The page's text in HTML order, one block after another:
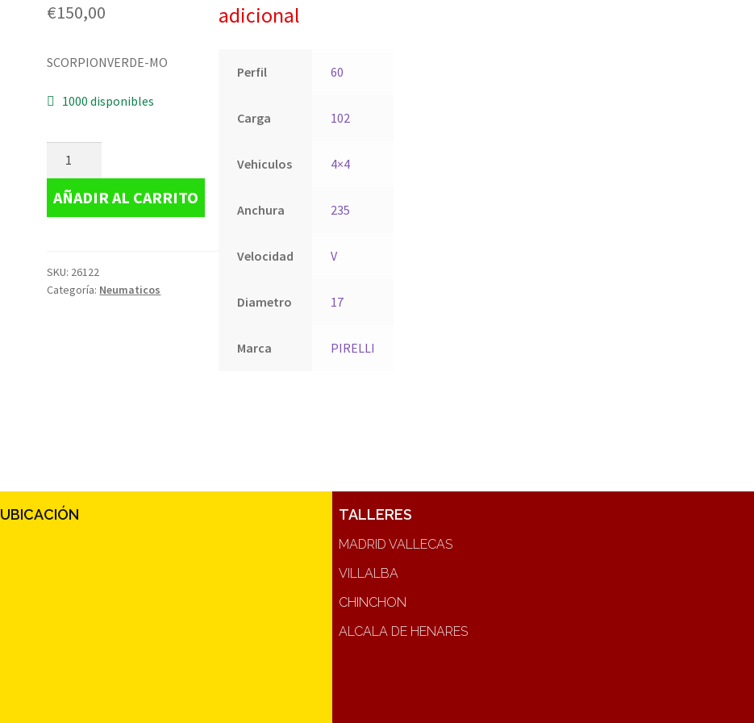
€150,00
SCORPIONVERDE-MO
1000 disponibles
AÑADIR AL CARRITO
SKU: 26122
Categoría: Neumaticos
adicional
Perfil 60
Carga 102
Vehiculos 4×4
Anchura 235
Velocidad V
Diametro 17
Marca PIRELLI
UBICACIÓN TALLERES
MADRID VALLECAS
VILLALBA
CHINCHON
ALCALA DE HENARES